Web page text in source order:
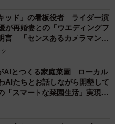
ッド」の看板役者 ライダー演
が再婚妻との「ウエディングフ
言 「センスあるカメラマン求
AIとつくる家庭菜園 ローカル
AIたちとお話しながら開墾して
スマートな菜園生活」実現な